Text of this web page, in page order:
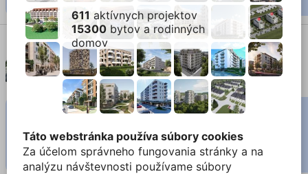
náhodne
Kráľovské Bývanie - Smart A 4
Kráľová pri Senci
4-izbový dom
interiér 117.6 m² • pozemok 304 m²
611 aktívnych projektov
15300 bytov a rodinných
domov
Táto webstránka používa súbory cookies
Za účelom správneho fungovania stránky a na
analýzu návštevnosti používame súbory